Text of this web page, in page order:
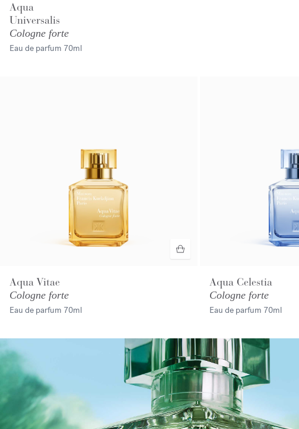
Aqua
Universalis
Cologne forte
Eau de parfum 70ml
Aqua Vitae
Cologne forte
Eau de parfum 70ml
Aqua Celestia
Cologne forte
Eau de parfum 70ml